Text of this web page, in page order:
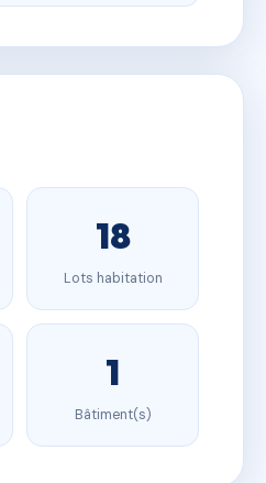
18
Lots habitation
1
Bâtiment(s)